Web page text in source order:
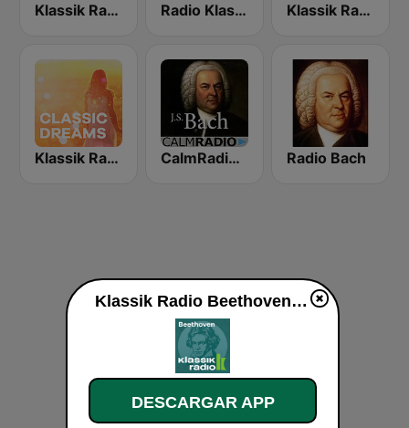
Klassik Radio Klassik am Morgen Radio Klassik Stephansdom Klassik Radio
Klassik Radio Classic Dreams CalmRadio.com - Bach Radio Bach
Klassik Radio Beethoven en vivo
DESCARGAR APP